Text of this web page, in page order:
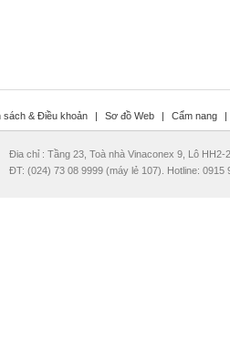
sách & Điều khoản | Sơ đồ Web | Cẩm nang |
Đia chỉ : Tầng 23, Toà nhà Vinaconex 9, Lô
ĐT: (024) 73 08 9999 (máy lẻ 107). Hotline: 0915